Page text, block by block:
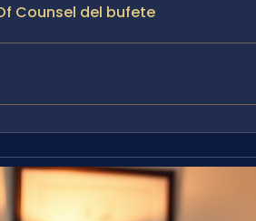
Counsel del bufete